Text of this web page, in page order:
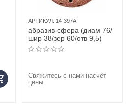
АРТИКУЛ: 14-397A
абразив-сфера (диам 76/
шир 38/зер 60/отв 9,5)
Свяжитесь с нами насчёт
цены